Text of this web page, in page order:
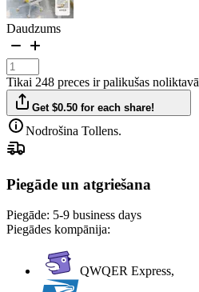
Daudzums
Tikai 248 preces ir palikušas noliktavā
Get $0.50 for each share!
Nodrošina Tollens.
Piegāde un atgriešana
Piegāde: 5-9 business days
Piegādes kompānija:
QWQER Express,